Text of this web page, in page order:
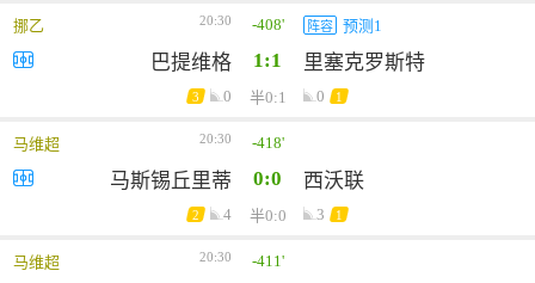
挪乙 20:30 -408' 阵容 预测1
巴提维格 1:1 里塞克罗斯特
3 0 半0:1 0 1
马维超 20:30 -418'
马斯锡丘里蒂 0:0 西沃联
2 4 半0:0 3 1
马维超 20:30 -411'